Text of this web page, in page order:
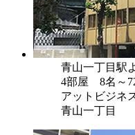
青山一丁目駅
4部屋 8名～
アットビジネ
青山一丁目